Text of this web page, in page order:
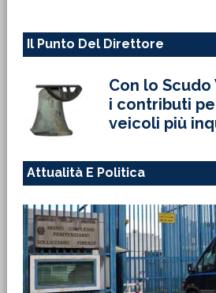
Il Punto Del Direttore
Con lo
i contributi
veicoli più
Attualità E Politica